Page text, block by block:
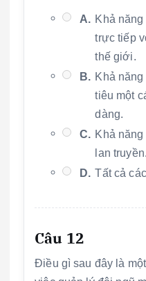
A. Khả
trực tiếp
thế giới.
B. Khả
tiêu một
dàng.
C. Khả
lan truyền.
D. Tất cả
Câu 12
Điều gì sau đây là